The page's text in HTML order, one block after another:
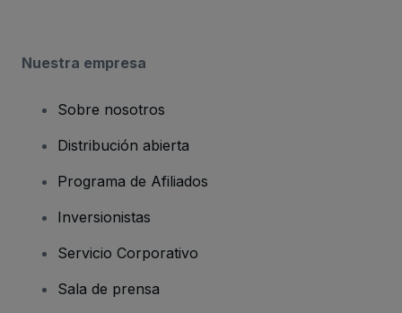
Nuestra empresa
Sobre nosotros
Distribución abierta
Programa de Afiliados
Inversionistas
Servicio Corporativo
Sala de prensa